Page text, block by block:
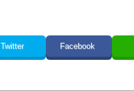
Twitter Facebook